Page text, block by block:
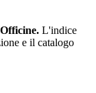
L'indice
e il catalogo